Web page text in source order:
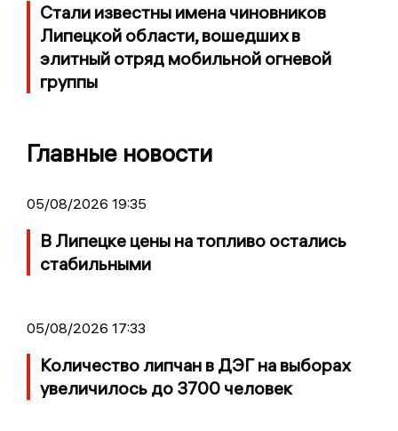
Стали известны имена чиновников
Липецкой области, вошедших в
элитный отряд мобильной огневой
группы
Главные новости
05/08/2026 19:35
В Липецке цены на топливо остались
стабильными
05/08/2026 17:33
Количество липчан в ДЭГ на выборах
увеличилось до 3700 человек